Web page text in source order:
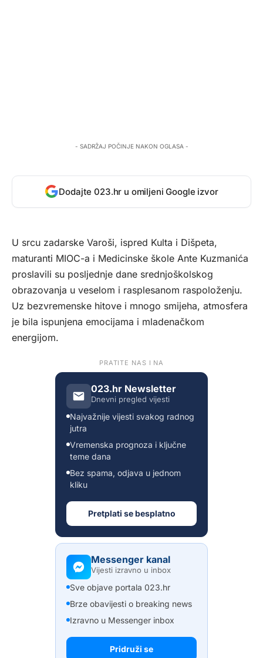
- SADRŽAJ POČINJE NAKON OGLASA -
Dodajte 023.hr u omiljeni Google izvor
U srcu zadarske Varoši, ispred Kulta i Dišpeta,
maturanti MIOC-a i Medicinske škole Ante Kuzmanića
proslavili su posljednje dane srednjoškolskog
obrazovanja u veselom i rasplesanom raspoloženju.
Uz bezvremenske hitove i mnogo smijeha, atmosfera
je bila ispunjena emocijama i mladenačkom
energijom.
PRATITE NAS I NA
023.hr Newsletter
Dnevni pregled vijesti
Najvažnije vijesti svakog radnog
jutra
Vremenska prognoza i ključne
teme dana
Bez spama, odjava u jednom
kliku
Pretplati se besplatno
Messenger kanal
Vijesti izravno u inbox
Sve objave portala 023.hr
Brze obavijesti o breaking news
Izravno u Messenger inbox
Pridruži se